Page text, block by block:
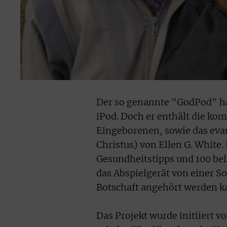
Der so genannte "GodPod"
iPod. Doch er enthält die
Eingeborenen, sowie das
Christus) von Ellen G.
Gesundheitstipps und 100
das Abspielgerät von einer
Botschaft angehört werden
Das Projekt wurde initiiert